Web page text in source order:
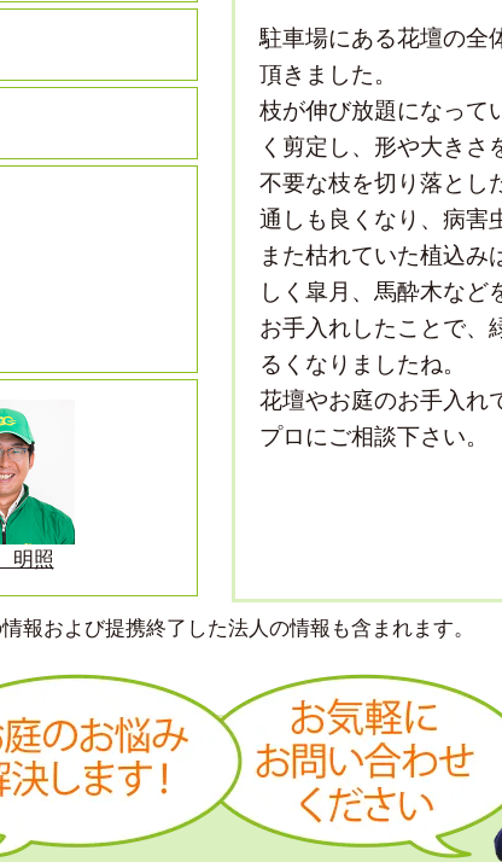
明照
駐車場にある花壇の全
頂きました。
枝が伸び放題になって
く剪定し、形や大きさ
不要な枝を切り落とし
通しも良くなり、病害
また枯れていた植込み
しく皐月、馬酔木など
お手入れしたことで、
るくなりましたね。
花壇やお庭のお手入れ
プロにご相談下さい。
報および提携終了した法人の情報も含まれます。